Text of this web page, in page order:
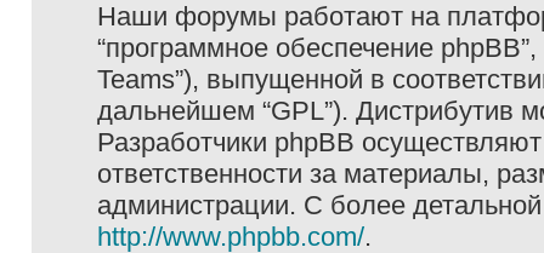
Наши форумы работают на
“программное обеспечение
Teams”), выпущенной в
дальнейшем “GPL”). Дистрибутив
Разработчики phpBB
ответственности за материалы,
администрации. С более
http://www.phpbb.com/.